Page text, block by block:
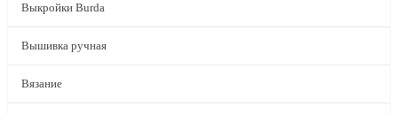
Выкройки Burda
Вышивка ручная
Вязание